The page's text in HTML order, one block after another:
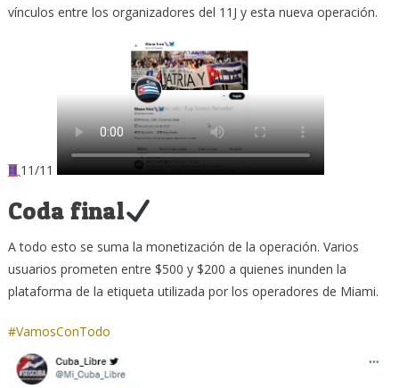
vínculos entre los organizadores del 11J y esta nueva operación.
11/11
Coda final
A todo esto se suma la monetización de la operación. Varios
usuarios prometen entre $500 y $200 a quienes inunden la
plataforma de la etiqueta utilizada por los operadores de Miami.
#VamosConTodo